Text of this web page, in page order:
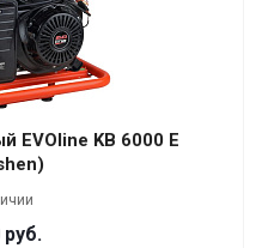
EVOline KB 6000 E
руб.